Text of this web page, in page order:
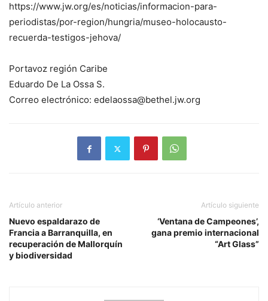
https://www.jw.org/es/noticias/informacion-para-
periodistas/por-region/hungria/museo-holocausto-
recuerda-testigos-jehova/
Portavoz región Caribe
Eduardo De La Ossa S.
Correo electrónico: edelaossa@bethel.jw.org
Artículo anterior
Nuevo espaldarazo de
Francia a Barranquilla, en
recuperación de Mallorquín
y biodiversidad
Artículo siguiente
‘Ventana de Campeones’,
gana premio internacional
“Art Glass”